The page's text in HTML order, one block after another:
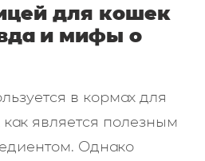
для кошек
и мифы о
в кормах для
является полезным
Однако